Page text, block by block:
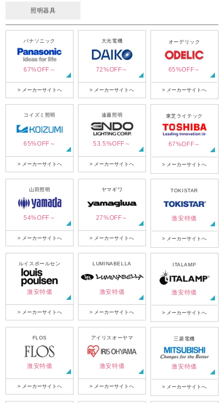
照明器具
パナソニック
67%OFF～
> メーカーサイトへ
大光電機
72%OFF～
> メーカーサイトへ
オーデリック
65%OFF～
> メーカーサイトへ
コイズミ照明
65%OFF～
> メーカーサイトへ
遠藤照明
53.5%OFF～
> メーカーサイトへ
東芝ライテック
67%OFF～
> メーカーサイトへ
山田照明
54%OFF～
> メーカーサイトへ
ヤマギワ
27%OFF～
> メーカーサイトへ
TOKISTAR
激安特価
> メーカーサイトへ
ルイスポールセン
激安特価
> メーカーサイトへ
LUMINABELLA
激安特価
> メーカーサイトへ
ITALAMP
激安特価
> メーカーサイトへ
FLOS
激安特価
> メーカーサイトへ
アイリスオーヤマ
激安特価
> メーカーサイトへ
三菱電機
激安特価
> メーカーサイトへ